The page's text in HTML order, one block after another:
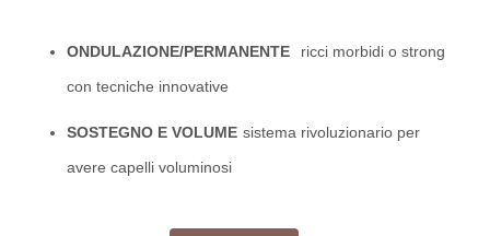
ONDULAZIONE/PERMANENTE
ricci morbidi o strong
con tecniche innovative
SOSTEGNO E VOLUME sistema rivoluzionario per
avere capelli voluminosi